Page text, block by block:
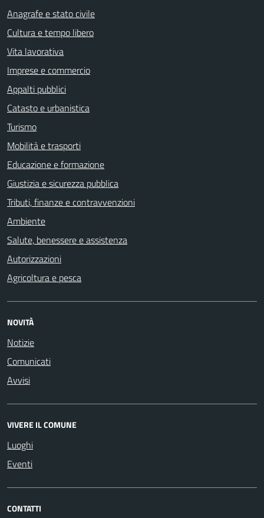
Anagrafe e stato civile
Cultura e tempo libero
Vita lavorativa
Imprese e commercio
Appalti pubblici
Catasto e urbanistica
Turismo
Mobilità e trasporti
Educazione e formazione
Giustizia e sicurezza pubblica
Tributi, finanze e contravvenzioni
Ambiente
Salute, benessere e assistenza
Autorizzazioni
Agricoltura e pesca
NOVITÀ
Notizie
Comunicati
Avvisi
VIVERE IL COMUNE
Luoghi
Eventi
CONTATTI